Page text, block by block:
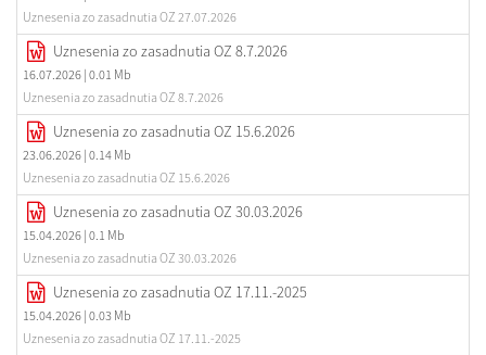
Uznesenia zo zasadnutia OZ 27.07.2026
Uznesenia zo zasadnutia OZ 8.7.2026
16.07.2026 | 0.01 Mb
Uznesenia zo zasadnutia OZ 8.7.2026
Uznesenia zo zasadnutia OZ 15.6.2026
23.06.2026 | 0.14 Mb
Uznesenia zo zasadnutia OZ 15.6.2026
Uznesenia zo zasadnutia OZ 30.03.2026
15.04.2026 | 0.1 Mb
Uznesenia zo zasadnutia OZ 30.03.2026
Uznesenia zo zasadnutia OZ 17.11.-2025
15.04.2026 | 0.03 Mb
Uznesenia zo zasadnutia OZ 17.11.-2025